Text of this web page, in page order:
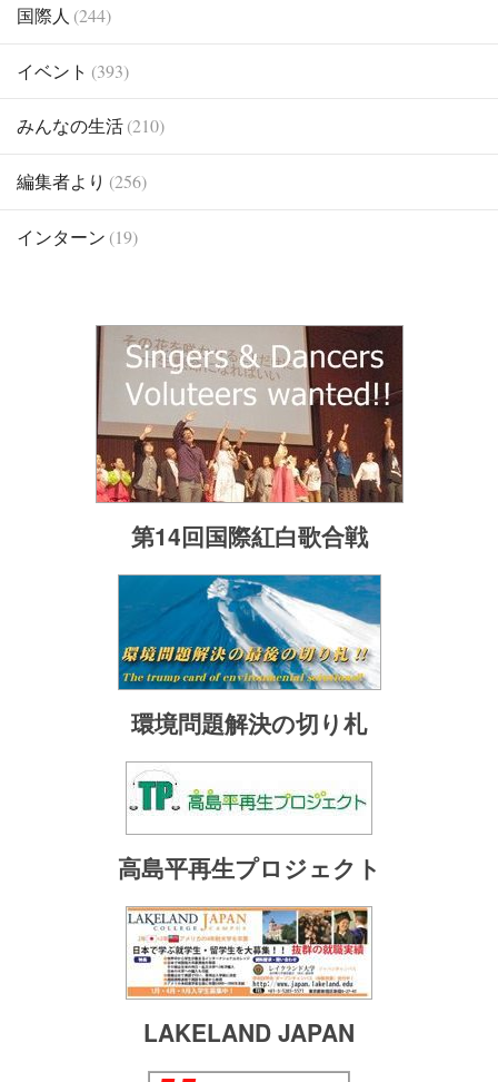
国際人 (244)
イベント (393)
みんなの生活(210)
編集者より (256)
インターン (19)
第14回国際紅白歌合戦
環境問題解決の切り札
高島平再生プロジェクト
LAKELAND JAPAN